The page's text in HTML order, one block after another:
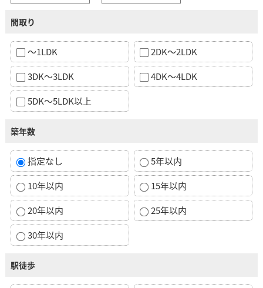
間取り
～1LDK
2DK～2LDK
3DK～3LDK
4DK～4LDK
5DK～5LDK以上
築年数
指定なし
5年以内
10年以内
15年以内
20年以内
25年以内
30年以内
駅徒歩